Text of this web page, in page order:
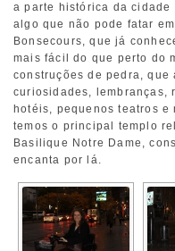
a parte histórica da cidade
algo que não pode fatar
Bonsecours, que já
mais fácil do que perto do
construções de pedra,
curiosidades, lembranças,
hotéis, pequenos teatros
temos o principal templo
Basilique Notre Dame,
encanta por lá.